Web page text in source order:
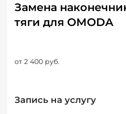
Замена
тяги для OMODA
от 2 400 руб.
Запись на услугу